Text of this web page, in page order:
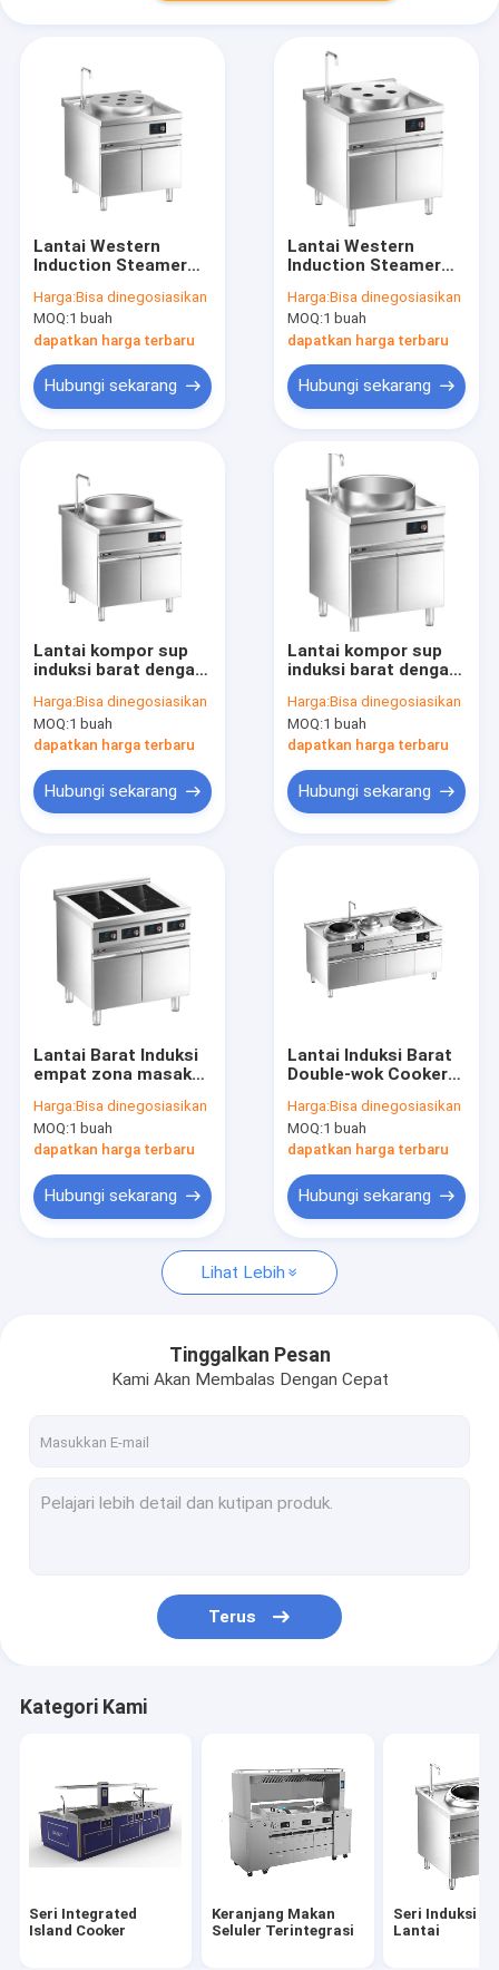
Produk
Video
Tentang Kami
Hubungi Kami
Berita
Seri Integrated Island Cooker
Seri Induksi Barat Lantai
Lantai Western Electric Series
Serial Listrik miring
Dibangun Dalam Seri Induksi
Dibangun Dalam Seri Listrik
Seri Desktop Electric
Lantai Western
Induction Steamer
Harga:Bisa dinegosiasikan
MOQ:1 buah
dapatkan harga terbaru
Hubungi sekarang
Lantai Western
Induction Steamer
Harga:Bisa dinegosiasikan
MOQ:1 buah
dapatkan harga terbaru
Hubungi sekarang
Lantai kompor sup
induksi barat dengan
Harga:Bisa dinegosiasikan
MOQ:1 buah
dapatkan harga terbaru
Hubungi sekarang
Lantai kompor sup
induksi barat dengan
Harga:Bisa dinegosiasikan
MOQ:1 buah
dapatkan harga terbaru
Hubungi sekarang
Lantai Barat Induksi
empat zona masak
Harga:Bisa dinegosiasikan
MOQ:1 buah
dapatkan harga terbaru
Hubungi sekarang
Lantai Induksi Barat
Double-wok Cooker
dengan kabinet
Harga:Bisa dinegosiasikan
MOQ:1 buah
dapatkan harga terbaru
Hubungi sekarang
Lihat Lebih
Tinggalkan Pesan
Kami Akan Membalas Dengan Cepat
Terus
Kategori Kami
Seri Integrated
Island Cooker
Keranjang Makan
Seluler Terintegrasi
Seri Induksi
Lantai